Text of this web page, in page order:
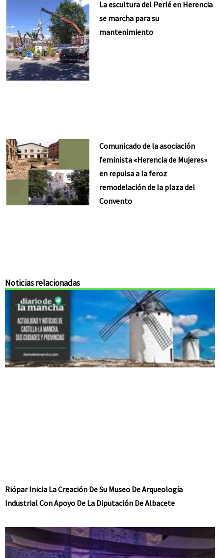
La escultura del Perlé en Herencia
se marcha para su
mantenimiento
Comunicado de la asociación
feminista «Herencia de Mujeres»
en repulsa a la feroz
remodelación de la plaza del
Convento
Noticias relacionadas
Riópar Inicia La Creación De Su Museo De Arqueología
Industrial Con Apoyo De La Diputación De Albacete